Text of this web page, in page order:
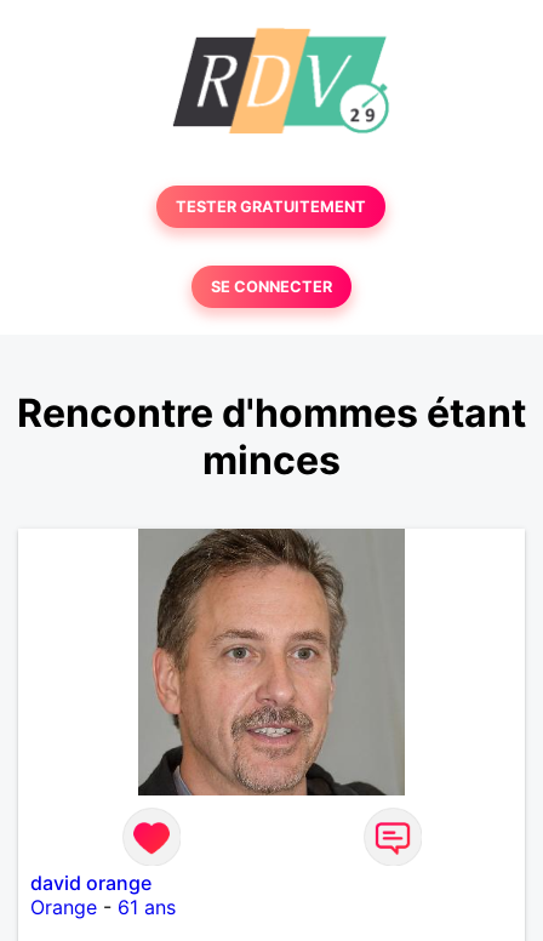
TESTER GRATUITEMENT
SE CONNECTER
Rencontre d'hommes étant
minces
david orange
Orange - 61 ans